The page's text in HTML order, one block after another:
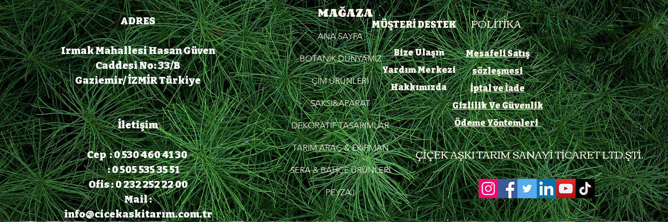
MAĞAZA
ANA SAYFA
BOTANİK DÜNYAMIZ
ÇİM ÜRÜNLERİ
SAKSI&APARAT
DEKORATİF TASARIMLAR
TARIM ARAÇ & EKİPMAN
SERA & BAHÇE ÜRÜNLERİ
PEYZAJ
MÜŞTERİ DESTEK
Bize Ulaşın
Yardım Merkezi
Hakkımızda
ÇİÇEK AŞKI TARIM SANAYİ TİCARET LTD.ŞTİ.
POLİTİKA Yardım Merkezi
Mesafeli Satış
sözleşmesi
İptal ve İade
Gizlilik Ve Güvenlik
Ödeme Yöntemleri ​
ADRES
Irmak Mahallesi Hasan Güven
Caddesi No: 33/B
Gaziemir/ İZMİR Türkiye
İletişim
Cep : 0 530 460 41 30
: 0 505 535 35 51
Ofis : 0 232 252 22 00
Mail :
info@cicekaskitarım.com.tr